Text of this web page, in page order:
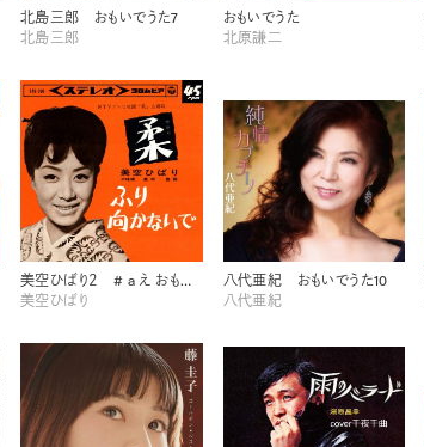
北島三郎 おもいでうた7
北島三郎
おもいでうた
北原謙二
美空ひばり２ # a え おもいでうた12
美空ひばり
八代亜紀 おもいでうた10
八代亜紀